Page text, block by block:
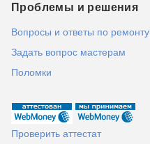
Проблемы и решения
Вопросы и ответы по ремонту
Задать вопрос мастерам
Поломки
Проверить аттестат